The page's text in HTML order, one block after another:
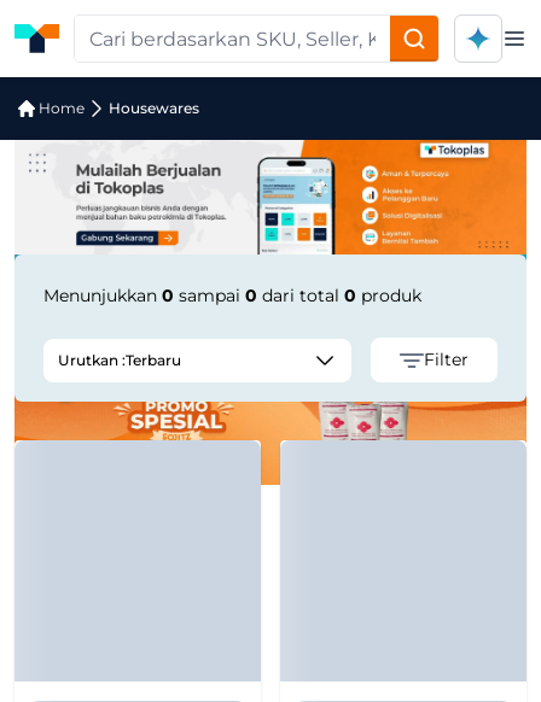
Home Housewares
Pencarian Produk "housewares" di
Menunjukkan 0 sampai 0 dari total 0 produk
Urutkan :Terbaru Filter